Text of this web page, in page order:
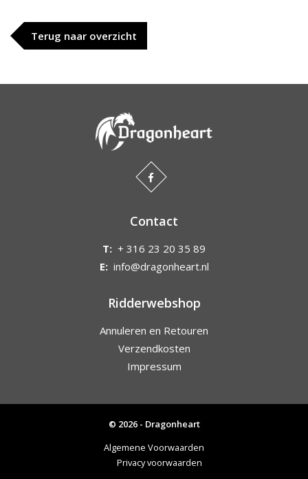
Terug naar overzicht
Contact
T: + 316 23 20 35 89
E: info@dragonheart.nl
Ridderwebshop
Annuleren en Retouren
Verzendkosten
Impressum
© 2026 - Dragonheart
Algemene Voorwaarden
Privacy voorwaarden